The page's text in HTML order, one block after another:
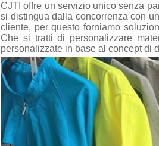
CJTI offre un servizio unico senza
si distingua dalla concorrenza con
cliente, per questo forniamo
Che si tratti di personalizzare
personalizzate in base al concept di